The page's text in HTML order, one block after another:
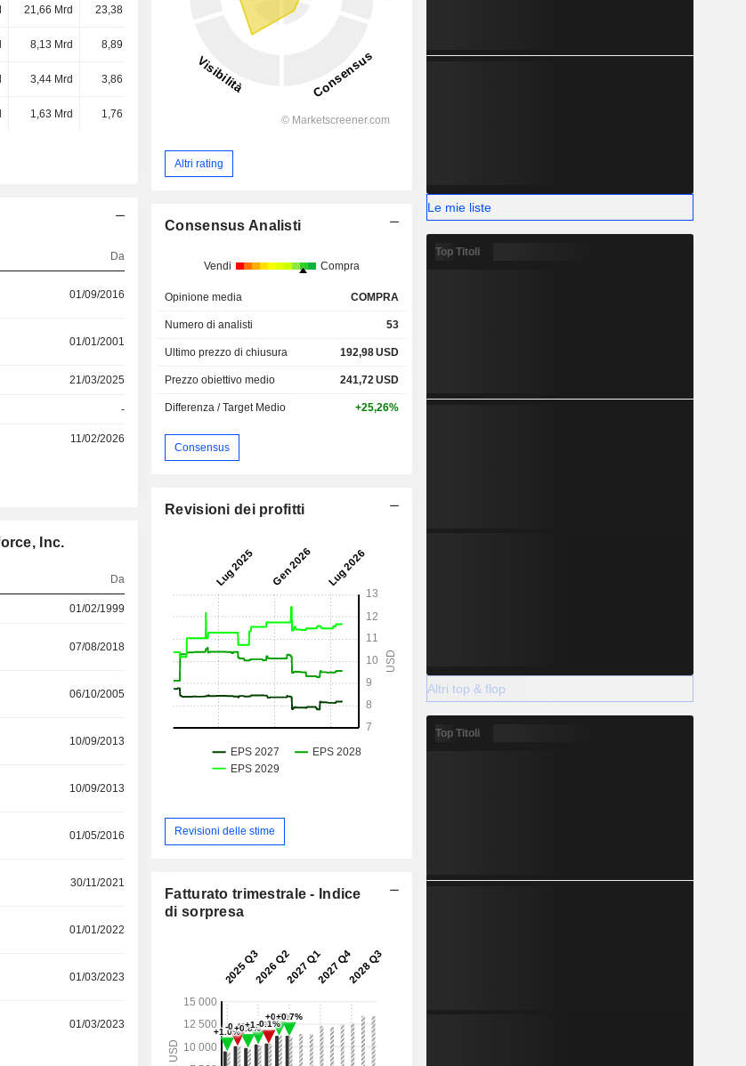
21,66 Mrd 23,38 Mrd
8,13 Mrd 8,89 Mrd
3,44 Mrd 3,86 Mrd 4,32 Mrd
1,63 Mrd 1,76 Mrd
Da
01/09/2016
01/01/2001
21/03/2025
-
11/02/2026
Inc.
Da
01/02/1999
07/08/2018
06/10/2005
10/09/2013
10/09/2013
01/05/2016
30/11/2021
01/01/2022
01/03/2023
01/03/2023
Altri rating
Consensus Analisti
Vendi Compra
Opinione media COMPRA
Numero di analisti 53
Ultimo prezzo di chiusura 192,98USD
Prezzo obiettivo medio 241,72USD
Differenza / Target Medio +25,26%
Consensus
Revisioni dei profitti
Revisioni delle stime
Fatturato trimestrale - Indice
di sorpresa
Le mie liste
Top Titoli
Altri top & flop
Top Titoli